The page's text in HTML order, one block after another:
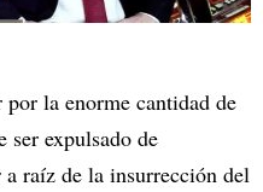
por la enorme cantidad de
ser expulsado de
raíz de la insurrección del